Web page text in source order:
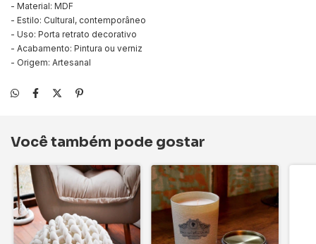
- Material: MDF
- Estilo: Cultural, contemporâneo
- Uso: Porta retrato decorativo
- Acabamento: Pintura ou verniz
- Origem: Artesanal
Você também pode gostar